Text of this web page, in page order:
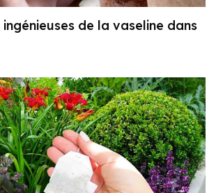
de la vaseline dans